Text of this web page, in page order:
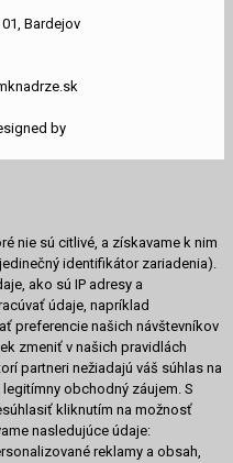
Bardejov
by
nie sú citlivé, a získavame k nim
identifikátor zariadenia).
ako sú IP adresy a
údaje, napríklad
preferencie našich návštevníkov
zmeniť v našich pravidlách
partneri nežiadajú váš súhlas na
obchodný záujem. S
kliknutím na možnosť
nasledujúce údaje:
reklamy a obsah,